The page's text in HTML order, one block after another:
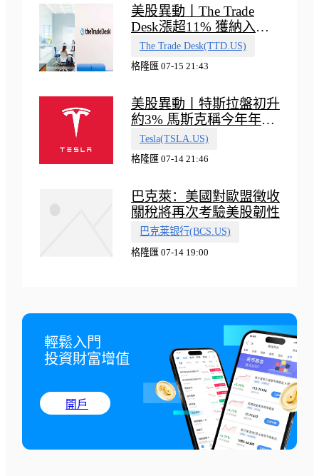
美股異動丨The Trade
Desk漲超11% 獲納入標
普500指數
The Trade Desk(TTD.US)
格隆匯 07-15 21:43
美股異動丨特斯拉盤初升
約3% 馬斯克稱今年年底
會有‘史詩級震撼’的演示
Tesla(TSLA.US)
格隆匯 07-14 21:46
巴克萊：美國對歐盟徵收
關稅將再次考驗美股韌性
巴克莱银行(BCS.US)
格隆匯 07-14 19:00
輕鬆入門
投資財富增值
開戶